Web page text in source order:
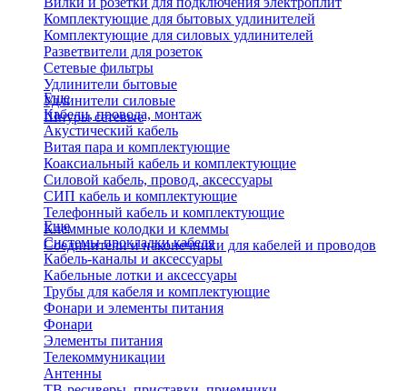
Комплектующие для бытовых удлинителей
Комплектующие для силовых удлинителей
Разветвители для розеток
Сетевые фильтры
Удлинители бытовые
Удлинители силовые
Шнуры сетевые
Еще
Кабели, провода, монтаж
Акустический кабель
Витая пара и комплектующие
Коаксиальный кабель и комплектующие
Силовой кабель, провод, аксессуары
СИП кабель и комплектующие
Телефонный кабель и комплектующие
Клеммные колодки и клеммы
Соединители и наконечники для кабелей и проводов
Еще
Системы прокладки кабеля
Кабель-каналы и аксессуары
Кабельные лотки и аксессуары
Трубы для кабеля и комплектующие
Фонари и элементы питания
Фонари
Элементы питания
Телекоммуникации
Антенны